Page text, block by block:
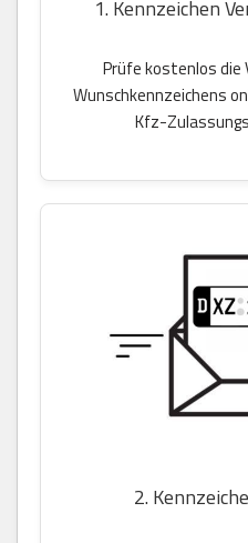
1. Kennzeichen
Prüfe kostenlos die
Wunschkennzeichens
Kfz-
2.